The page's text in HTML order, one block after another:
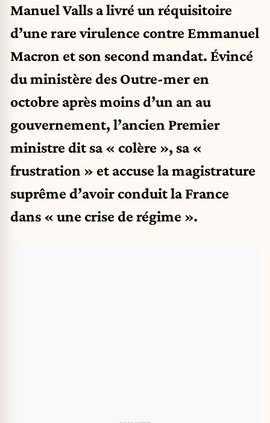
Manuel Valls a livré un réquisitoire
d’une rare virulence contre Emmanuel
Macron et son second mandat. Évincé
du ministère des Outre-mer en
octobre après moins d’un an au
gouvernement, l’ancien Premier
ministre dit sa « colère », sa «
frustration » et accuse la magistrature
suprême d’avoir conduit la France
dans « une crise de régime ».